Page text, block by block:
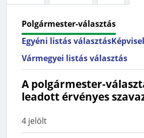
Polgármester-választás
Egyéni listás választás
Vármegyei listás választás
A polgármester-
leadott érvényes
4 jelölt